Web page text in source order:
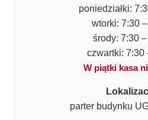
poniedziałki:
wtorki: 7:30
środy: 7:30
czwartki: 7:30
W piątki kasa
parter budynku